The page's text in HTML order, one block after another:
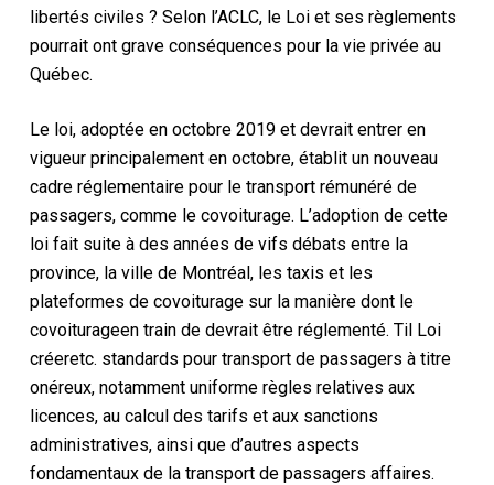
libertés civiles ? Selon l’ACLC, le Loiet ses règlements
pourraitont grave conséquences pour la vie privée au
Québec.
Le loi, adoptée en octobre 2019 etdevrait entrer en
vigueur principalement en octobre, établit un nouveau
cadre réglementaire pour le transport rémunéré de
passagers, comme le covoiturage. L’adoption de cette
loi fait suite à des années de vifs débats entre la
province, la ville de Montréal, les taxis et les
plateformes de covoituragesur la manière dont le
covoiturageen train dedevrait être réglementé. Til Loi
créeretc. standards pourtransport de passagers à titre
onéreux, notammentuniformerègles relatives aux
licences, au calcul des tarifs et aux sanctions
administratives, ainsi que d’autres aspects
fondamentaux de la transport de passagers affaires.